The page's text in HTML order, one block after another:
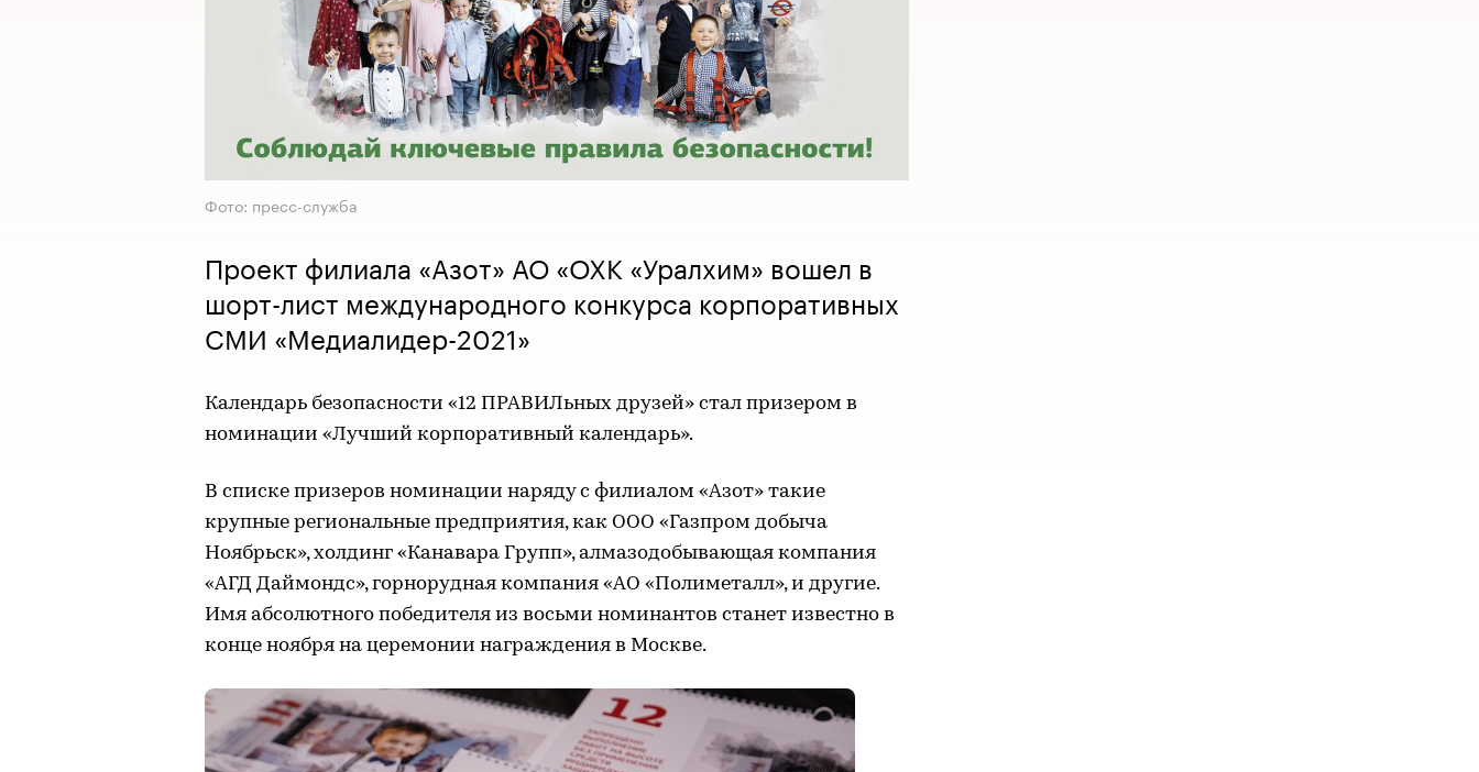
Фото: пресс-служба
Проект филиала «Азот» АО «ОХК «Уралхим» вошел в
шорт-лист международного конкурса корпоративных
СМИ «Медиалидер-2021»
Календарь безопасности «12 ПРАВИЛьных друзей» стал призером в
номинации «Лучший корпоративный календарь».
В списке призеров номинации наряду с филиалом «Азот» такие
крупные региональные предприятия, как ООО «Газпром добыча
Ноябрьск», холдинг «Канавара Групп», алмазодобывающая компания
«АГД Даймондс», горнорудная компания «АО «Полиметалл», и другие.
Имя абсолютного победителя из восьми номинантов станет известно в
конце ноября на церемонии награждения в Москве.